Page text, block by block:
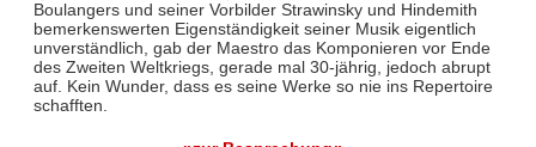
Boulangers und seiner Vorbilder Strawinsky und Hindemith
bemerkenswerten Eigenständigkeit seiner Musik eigentlich
unverständlich, gab der Maestro das Komponieren vor Ende
des Zweiten Weltkriegs, gerade mal 30-jährig, jedoch abrupt
auf. Kein Wunder, dass es seine Werke so nie ins Repertoire
schafften.